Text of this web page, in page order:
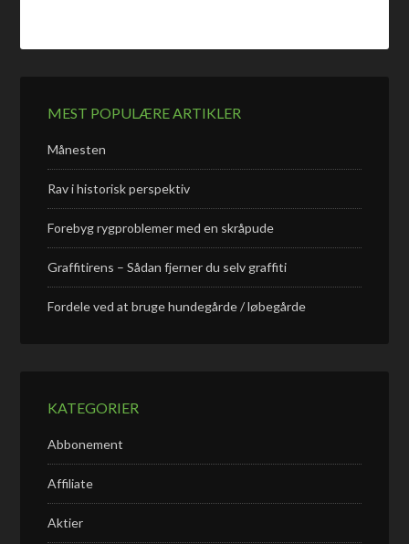
MEST POPULÆRE ARTIKLER
Månesten
Rav i historisk perspektiv
Forebyg rygproblemer med en skråpude
Graffitirens – Sådan fjerner du selv graffiti
Fordele ved at bruge hundegårde / løbegårde
KATEGORIER
Abbonement
Affiliate
Aktier